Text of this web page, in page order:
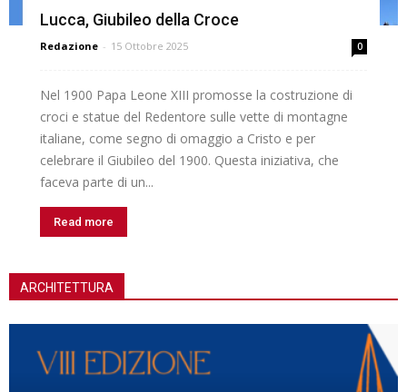
Lucca, Giubileo della Croce
Redazione - 15 Ottobre 2025 0
Nel 1900 Papa Leone XIII promosse la costruzione di
croci e statue del Redentore sulle vette di montagne
italiane, come segno di omaggio a Cristo e per
celebrare il Giubileo del 1900. Questa iniziativa, che
faceva parte di un...
Read more
ARCHITETTURA